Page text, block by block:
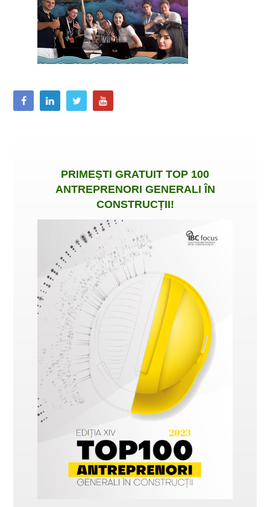
PRIMEȘTI GRATUIT TOP 100
ANTREPRENORI GENERALI ÎN
CONSTRUCȚII!